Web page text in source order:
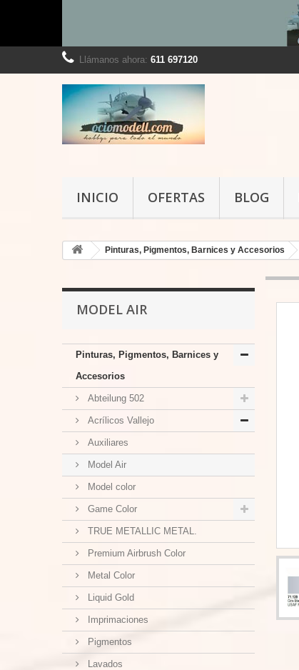
Llámanos ahora: 611 697120
INICIO OFERTAS BLOG
Pinturas, Pigmentos, Barnices y Accesorios
MODEL AIR
Pinturas, Pigmentos, Barnices y
Accesorios
Abteilung 502
Acrílicos Vallejo
Auxiliares
Model Air
Model color
Game Color
TRUE METALLIC METAL.
Premium Airbrush Color
Metal Color
Liquid Gold
Imprimaciones
Pigmentos
Lavados